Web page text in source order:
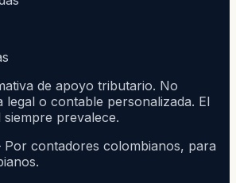
de apoyo tributario. No
legal o contable personalizada. El
prevalece.
contadores colombianos, para